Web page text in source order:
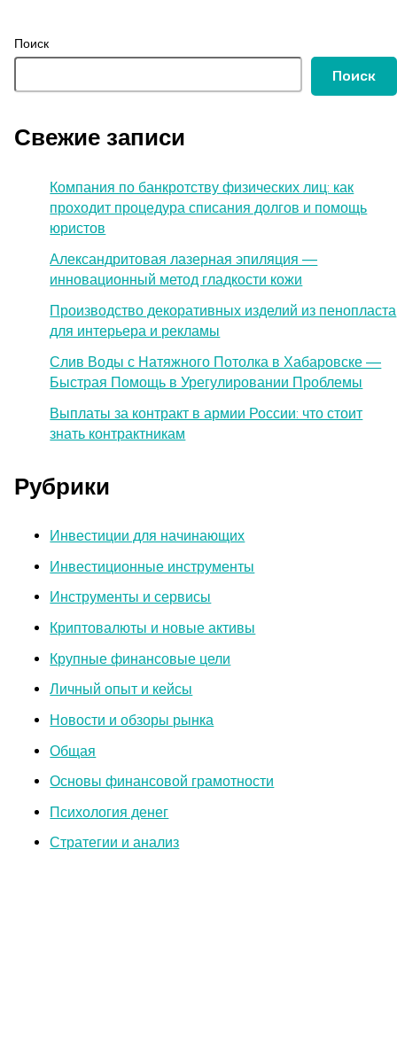
Поиск
Поиск
Свежие записи
Компания по банкротству физических лиц: как
проходит процедура списания долгов и помощь
юристов
Александритовая лазерная эпиляция —
инновационный метод гладкости кожи
Производство декоративных изделий из пенопласта
для интерьера и рекламы
Слив Воды с Натяжного Потолка в Хабаровске —
Быстрая Помощь в Урегулировании Проблемы
Выплаты за контракт в армии России: что стоит
знать контрактникам
Рубрики
Инвестиции для начинающих
Инвестиционные инструменты
Инструменты и сервисы
Криптовалюты и новые активы
Крупные финансовые цели
Личный опыт и кейсы
Новости и обзоры рынка
Общая
Основы финансовой грамотности
Психология денег
Стратегии и анализ